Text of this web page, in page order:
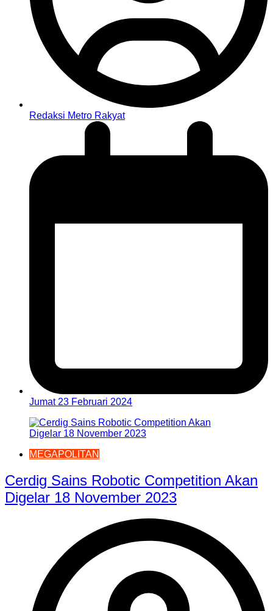
Redaksi Metro Rakyat
Jumat 23 Februari 2024
MEGAPOLITAN
Cerdig Sains Robotic Competition Akan
Digelar 18 November 2023